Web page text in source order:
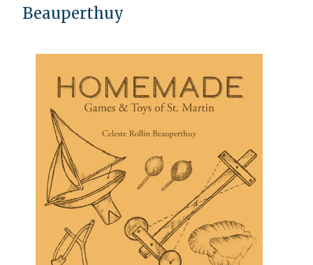
Beauperthuy